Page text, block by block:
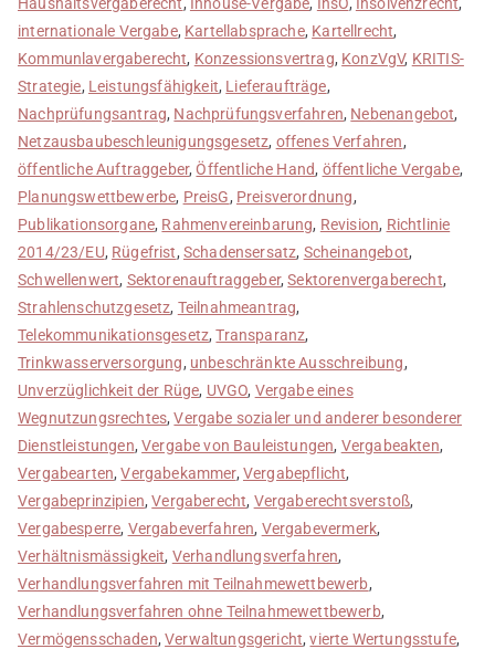
internationale Vergabe, Kartellabsprache, Kartellrecht,
Kommunlavergaberecht, Konzessionsvertrag, KonzVgV, KRITIS-
Strategie, Leistungsfähigkeit, Lieferaufträge,
Nachprüfungsantrag, Nachprüfungsverfahren, Nebenangebot,
Netzausbaubeschleunigungsgesetz, offenes Verfahren,
öffentliche Auftraggeber,Öffentliche Hand, öffentliche Vergabe,
Planungswettbewerbe, PreisG, Preisverordnung,
Publikationsorgane, Rahmenvereinbarung, Revision, Richtlinie
2014/23/EU, Rügefrist, Schadensersatz, Scheinangebot,
Schwellenwert, Sektorenauftraggeber,Sektorenvergaberecht,
Strahlenschutzgesetz, Teilnahmeantrag,
Telekommunikationsgesetz,Transparanz,
Trinkwasserversorgung, unbeschränkte Ausschreibung,
Unverzüglichkeit der Rüge, UVGO, Vergabe eines
Wegnutzungsrechtes,Vergabe sozialer und anderer besonderer
Dienstleistungen,Vergabe von Bauleistungen, Vergabeakten,
Vergabearten,Vergabekammer, Vergabepflicht,
Vergabeprinzipien,Vergaberecht, Vergaberechtsverstoß,
Vergabesperre, Vergabeverfahren, Vergabevermerk,
Verhältnismässigkeit, Verhandlungsverfahren,
Verhandlungsverfahren mit Teilnahmewettbewerb,
Verhandlungsverfahren ohne Teilnahmewettbewerb,
Vermögensschaden,Verwaltungsgericht,vierte Wertungsstufe,